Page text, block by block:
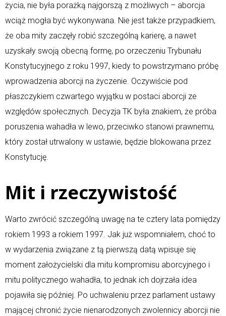
życia, nie była porażką najgorszą z możliwych – aborcja
wciąż mogła być wykonywana. Nie jest także przypadkiem,
że oba mity zaczęły robić szczególną karierę, a nawet
uzyskały swoją obecną formę, po orzeczeniu Trybunału
Konstytucyjnego z roku 1997, kiedy to powstrzymano próbę
wprowadzenia aborcji na życzenie. Oczywiście pod
płaszczykiem czwartego wyjątku w postaci aborcji ze
względów społecznych. Decyzja TK była znakiem, że próba
poruszenia wahadła w lewo, przeciwko stanowi prawnemu,
który został utrwalony w ustawie, będzie blokowana przez
Konstytucję.
Mit i rzeczywistość
Warto zwrócić szczególną uwagę na te cztery lata pomiędzy
rokiem 1993 a rokiem 1997. Jak już wspomniałem, choć to
w wydarzenia związane z tą pierwszą datą wpisuje się
moment założycielski dla mitu kompromisu aborcyjnego i
mitu politycznego wahadła, to jednak ich dojrzała idea
pojawiła się później. Po uchwaleniu przez parlament ustawy
mającej chronić życie nienarodzonych zwolennicy aborcji nie